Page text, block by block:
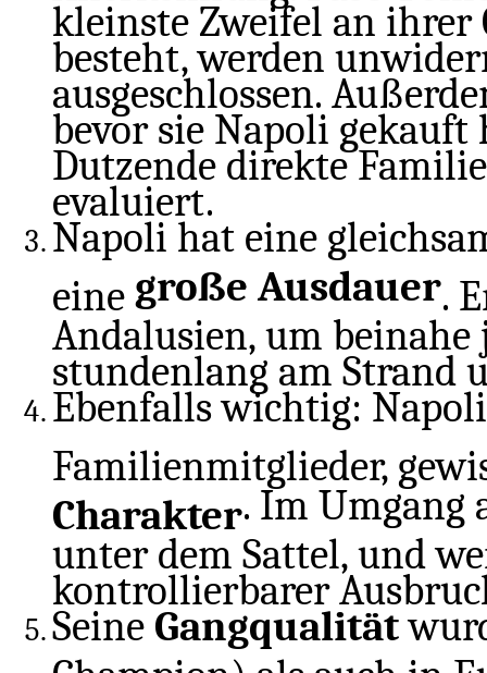
kleinste Zweifel an ihrer
besteht, werden
ausgeschlossen.
bevor sie Napoli gekauft
Dutzende direkte
evaluiert.
Napoli hat eine
eine große Ausdauer .
Andalusien, um
stundenlang am Strand
Ebenfalls wichtig:
Familienmitglieder,
Charakter. Im
unter dem Sattel, und
kontrollierbarer
Seine Gangqualität